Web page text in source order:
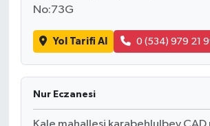
No:73G
Yol Tarifi Al 0 (534) 979 21
Nur Eczanesi